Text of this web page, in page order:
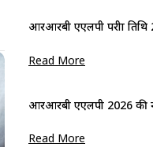
आरआरबी एएलपी परीक्षा
Read More
आरआरबी एएलपी 2026 की
Read More